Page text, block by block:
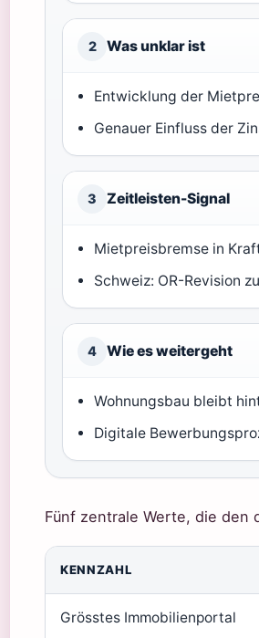
2 Was unklar ist
Entwicklung der
Genauer Einfluss der
3 Zeitleisten-Signal
Mietpreisbremse in
Schweiz: OR-Revision
4 Wie es weitergeht
Wohnungsbau bleibt
Digitale
Fünf zentrale Werte, die den
KENNZAHL
Grösstes Immobilienportal